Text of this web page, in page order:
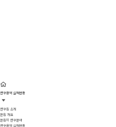
연구용역 실적현황
연구원 소개
본원 개요
본원의 연구분야
연구용역 실적현황